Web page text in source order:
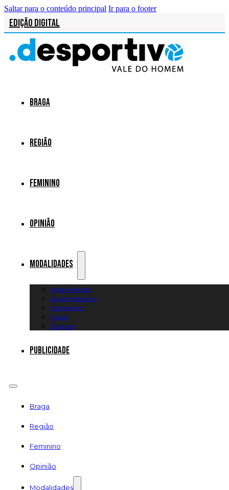
Saltar para o conteúdo principal Ir para o footer
Edição Digital
Braga
Região
Feminino
Opinião
Modalidades
Artes Marciais
Automobilismo
Canoagem
Futsal
Diversos
Publicidade
Braga
Região
Feminino
Opinião
Modalidades